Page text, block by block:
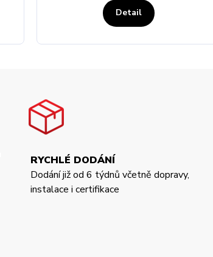
Detail
RYCHLÉ DODÁNÍ
Dodání již od 6 týdnů včetně dopravy,
instalace i certifikace